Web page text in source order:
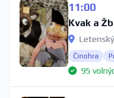
11:00
Kvak a
Činohra
95